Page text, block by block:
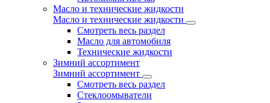
Масло и технические жидкости
Масло и технические жидкости
Смотреть весь раздел
Масло для автомобиля
Технические жидкости
Зимний ассортимент
Зимний ассортимент
Смотреть весь раздел
Стеклоомыватели